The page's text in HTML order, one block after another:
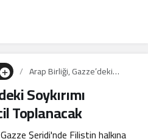
Arap Birliği, Gazze’deki
Soykırımı Görüşmek Üzere
Acil Toplanacak
Soykırımı
Toplanacak
Şeridi'nde Filistin halkına